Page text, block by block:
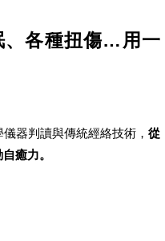
、各種扭傷…用一
器判讀與傳統經絡技術， 從
癒力。